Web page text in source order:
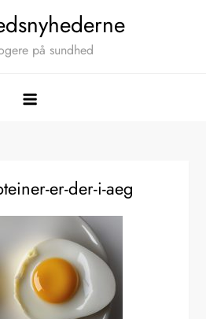
på sundhed
er-der-i-aeg